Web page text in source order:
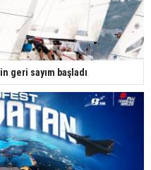
geri sayım başladı